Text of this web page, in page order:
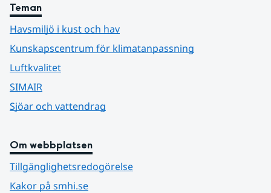
Teman
Havsmiljö i kust och hav
Kunskapscentrum för klimatanpassning
Luftkvalitet
SIMAIR
Sjöar och vattendrag
Om webbplatsen
Tillgänglighetsredogörelse
Kakor på smhi.se